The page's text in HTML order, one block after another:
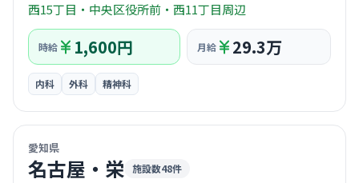
西15丁目・中央区役所前・西11丁目周辺
時給 1,600円 月給 29.3万
内科 外科 精神科
愛知県
名古屋・栄 施設数48件